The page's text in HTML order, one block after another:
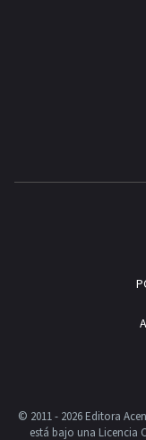
© 2011 - 2026 Editora
está bajo una Licencia